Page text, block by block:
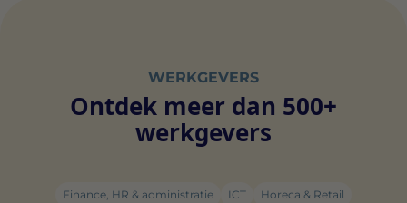
WERKGEVERS
Ontdek meer dan 500+
werkgevers
Finance, HR & administratie ICT
Horeca & Retail